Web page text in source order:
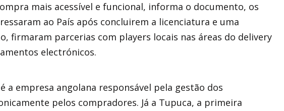
mais acessível e funcional, informa o documento, os
ao País após concluirem a licenciatura e uma
firmaram parcerias com players locais nas áreas do delivery
electrónicos.
a empresa angolana responsável pela gestão dos
pelos compradores. Já a Tupuca, a primeira